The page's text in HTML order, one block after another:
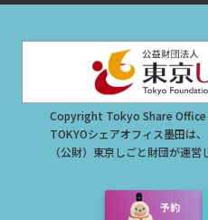
Copyright Tokyo Share
TOKYOシェアオフィス墨田は、
（公財）東京しごと財団が運営